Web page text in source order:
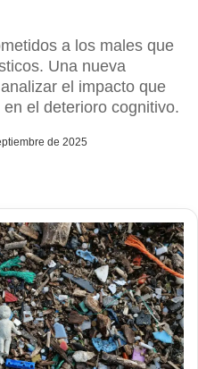
a los males que
Una nueva
el impacto que
el deterioro cognitivo.
de 2025